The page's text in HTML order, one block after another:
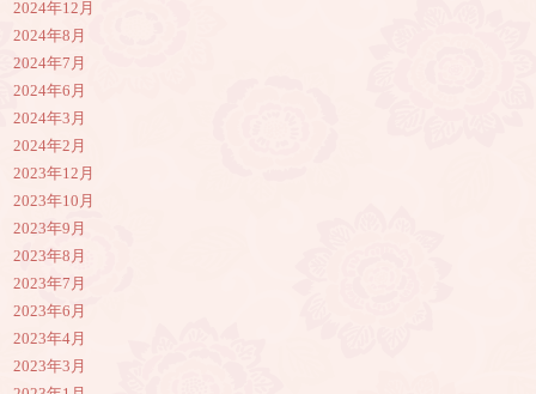
2024年12月
2024年8月
2024年7月
2024年6月
2024年3月
2024年2月
2023年12月
2023年10月
2023年9月
2023年8月
2023年7月
2023年6月
2023年4月
2023年3月